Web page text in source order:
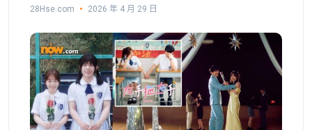
28Hse.com 2026 年 4 月 29 日